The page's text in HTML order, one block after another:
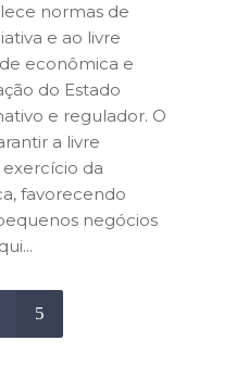
normas de
e ao livre
econômica e
do Estado
e regulador. O
a livre
da
favorecendo
negócios